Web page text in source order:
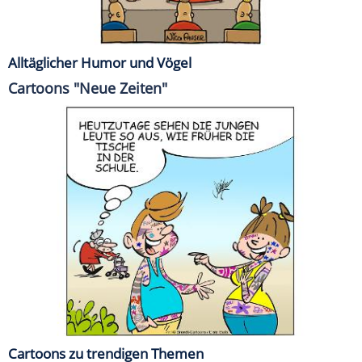
Alltäglicher Humor und Vögel
Cartoons "Neue Zeiten"
Cartoons zu trendigen Themen